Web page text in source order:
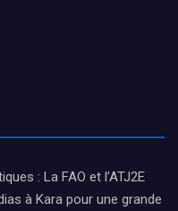
: La FAO et l’ATJ2E
à Kara pour une grande